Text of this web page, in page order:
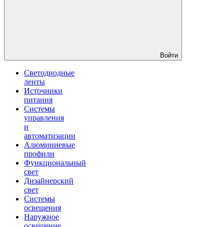
Войти
Светодиодные
ленты
Источники
питания
Системы
управления
и
автоматизации
Алюминиевые
профили
Функциональный
свет
Дизайнерский
свет
Системы
освещения
Наружное